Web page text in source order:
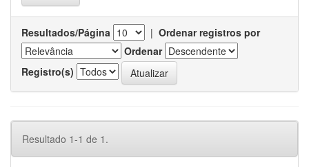
Resultados/Página | Ordenar registros por
Ordenar
Registro(s)
Resultado 1-1 de 1.